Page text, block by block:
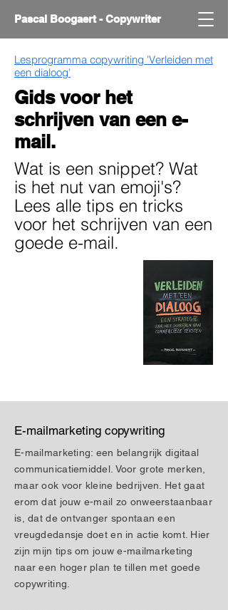
Pascal Boogaert - Copywriter
Lesprogramma copywriting 'Verleiden met
een dialoog'
Gids voor het
schrijven van een e-
mail.
Wat is een snippet? Wat
is het nut van emoji's?
Lees alle tips en tricks
voor het schrijven van een
goede e-mail.
E-mailmarketing copywriting
E-mailmarketing: een belangrijk digitaal
communicatiemiddel. Voor grote merken,
maar ook voor kleine bedrijven. Het gaat
erom dat jouw e-mail zo onweerstaanbaar
is, dat de ontvanger spontaan een
vreugdedansje doet en in actie komt. Hier
zijn mijn tips om jouw e-mailmarketing
naar een hoger plan te tillen met goede
copywriting.